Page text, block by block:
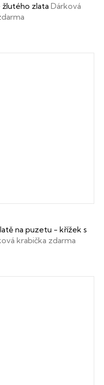
žlutého zlata Dárková
na puzetu - křížek s
krabička zdarma